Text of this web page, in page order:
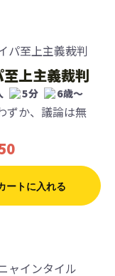
至上主義裁判
5分 6歳〜
ずか、議論は無
ートに入れる